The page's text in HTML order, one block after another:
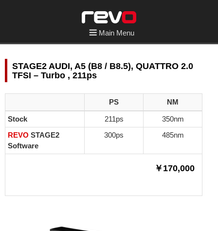
Main Menu
STAGE2 AUDI, A5 (B8 / B8.5), QUATTRO 2.0
TFSI – Turbo , 211ps
PS NM
Stock 211ps
350nm
REVO STAGE2
Software
300ps 485nm
￥170,000